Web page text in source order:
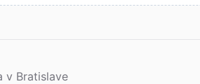
v Bratislave